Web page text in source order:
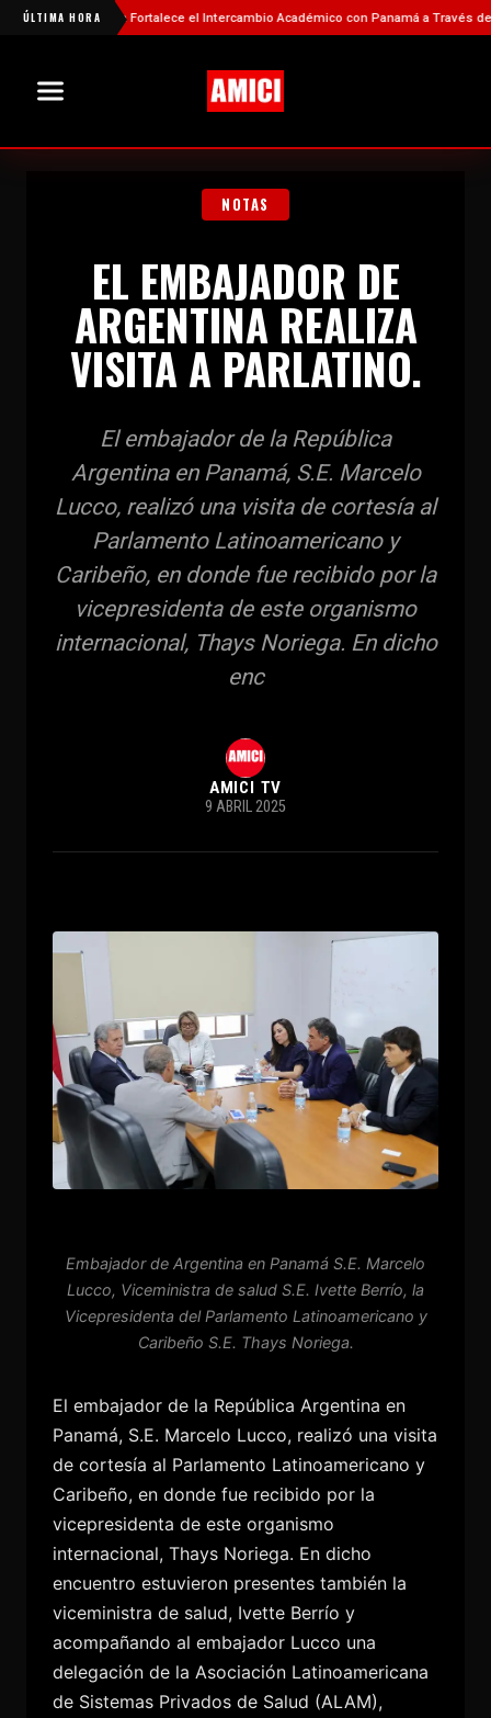
ÚLTIMA HORA
China Fortalece el Intercambio Académico con Panamá a Través de
NOTAS
EL EMBAJADOR DE
ARGENTINA REALIZA
VISITA A PARLATINO.
El embajador de la República
Argentina en Panamá, S.E. Marcelo
Lucco, realizó una visita de cortesía al
Parlamento Latinoamericano y
Caribeño, en donde fue recibido por la
vicepresidenta de este organismo
internacional, Thays Noriega. En dicho
enc
AMICI TV
9 ABRIL 2025
Embajador de Argentina en Panamá S.E. Marcelo
Lucco, Viceministra de salud S.E. Ivette Berrío, la
Vicepresidenta del Parlamento Latinoamericano y
Caribeño S.E. Thays Noriega.
El embajador de la República Argentina en
Panamá, S.E. Marcelo Lucco, realizó una visita
de cortesía al Parlamento Latinoamericano y
Caribeño, en donde fue recibido por la
vicepresidenta de este organismo
internacional, Thays Noriega. En dicho
encuentro estuvieron presentes también la
viceministra de salud, Ivette Berrío y
acompañando al embajador Lucco una
delegación de la Asociación Latinoamericana
de Sistemas Privados de Salud (ALAM),